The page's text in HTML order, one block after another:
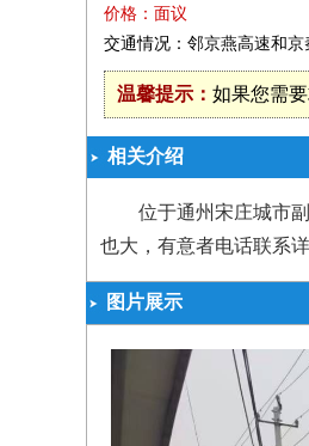
价格：面议
交通情况：邻京燕高速和京
温馨提示： 如果您需
相关介绍
位于通州宋庄城市
也大，有意者电话联系详
图片展示